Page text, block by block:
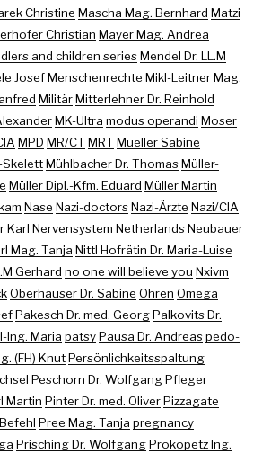
Christine Mascha Mag. Bernhard Matzi
Christian Mayer Mag. Andrea
and children seriesMendel Dr. LL.M
JosefMenschenrechte Mikl-Leitner Mag.
MilitärMitterlehner Dr. Reinhold
MK-Ultra modus operandi Moser
MPD MR/CT MRT Mueller Sabine
SkelettMühlbacher Dr. ThomasMüller-
Müller Dipl.-Kfm. Eduard Müller Martin
Nase Nazi-doctorsNazi-Ärzte Nazi/CIA
Karl Nervensystem NetherlandsNeubauer
Mag. Tanja Nittl Hofrätin Dr. Maria-Luise
Gerhard no one will believe you Nxivm
Oberhauser Dr. Sabine Ohren Omega
Pakesch Dr. med. GeorgPalkovits Dr.
Ing. Maria patsyPausa Dr. Andreaspedo-
(FH) KnutPersönlichkeitsspaltung
Peschorn Dr. WolfgangPfleger
Martin Pinter Dr. med. OliverPizzagate
Pree Mag. Tanja pregnancy
Prisching Dr. WolfgangProkopetz Ing.